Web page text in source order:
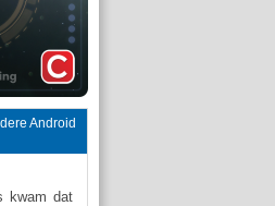
Android
kwam dat